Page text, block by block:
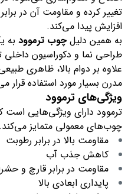
تغییر کرده و مقاومت آن در برابر
افزایش پیدا می‌کند.
به همین دلیل چوب ترموود به
طراحی نما و دکوراسیون
علاوه بر دوام بالا، ظاهری
مدرن بسیار مورد استفاده قرار
ویژگی‌های ترموود
ترموود دارای ویژگی‌هایی است
چوب‌های معمولی متمایز می‌کند.
مقاومت بالا در برابر رطوبت
کاهش جذب آب
مقاومت در برابر قارچ و
پایداری ابعادی بالا